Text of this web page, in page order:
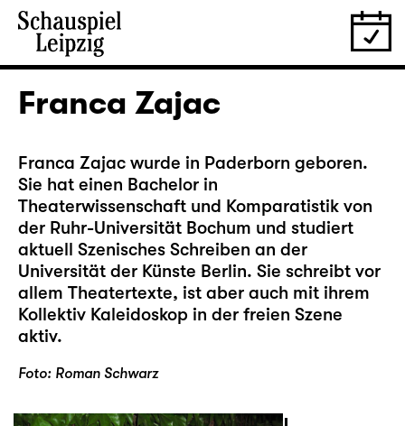
Franca Zajac
Franca Zajac wurde in Paderborn geboren.
Sie hat einen Bachelor in
Theaterwissenschaft und Komparatistik von
der Ruhr-Universität Bochum und studiert
aktuell Szenisches Schreiben an der
Universität der Künste Berlin. Sie schreibt vor
allem Theatertexte, ist aber auch mit ihrem
Kollektiv Kaleidoskop in der freien Szene
aktiv.
Foto: Roman Schwarz